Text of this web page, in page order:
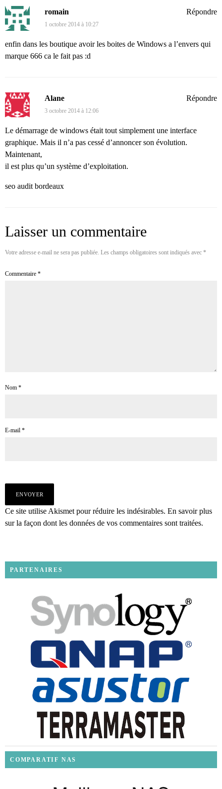
romain
1 octobre 2014 à 10:27
enfin dans les boutique avoir les boites de Windows a l’envers qui
marque 666 ca le fait pas :d
Répondre
Alane
3 octobre 2014 à 12:06
Le démarrage de windows était tout simplement une interface
graphique. Mais il n’a pas cessé d’annoncer son évolution.
Maintenant,
il est plus qu’un système d’exploitation.
seo audit bordeaux
Répondre
Laisser un commentaire
Votre adresse e-mail ne sera pas publiée. Les champs obligatoires sont indiqués avec *
Commentaire *
Nom *
E-mail *
Ce site utilise Akismet pour réduire les indésirables. En savoir plus
sur la façon dont les données de vos commentaires sont traitées.
PARTENAIRES
COMPARATIF NAS